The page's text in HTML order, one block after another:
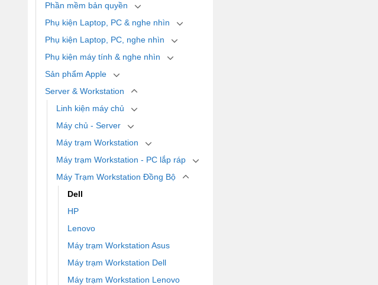
Phần mềm bản quyền
Phụ kiện Laptop, PC & nghe nhìn
Phụ kiện Laptop, PC, nghe nhìn
Phụ kiện máy tính & nghe nhìn
Sản phẩm Apple
Server & Workstation
Linh kiện máy chủ
Máy chủ - Server
Máy trạm Workstation
Máy trạm Workstation - PC lắp ráp
Máy Trạm Workstation Đồng Bộ
Dell
HP
Lenovo
Máy trạm Workstation Asus
Máy trạm Workstation Dell
Máy trạm Workstation Lenovo